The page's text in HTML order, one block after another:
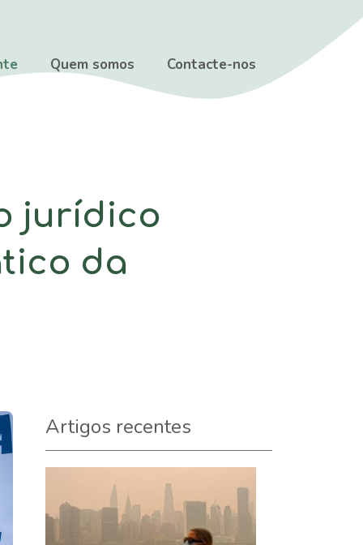
Quem somos Contacte-nos
jurídico
da
Artigos recentes